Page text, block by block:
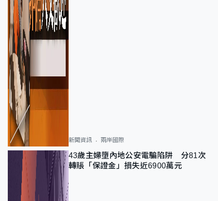
新聞資訊 兩岸國際
43歲主婦墮內地公安電騙陷阱 分81次
轉賬「保證金」損失近6900萬元